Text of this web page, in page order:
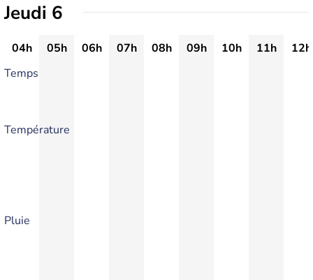
Jeudi 6
04h 05h 06h 07h 08h 09h 10h 11h
12h
Temps
Température
Pluie